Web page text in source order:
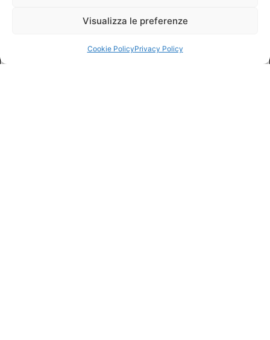
Visualizza le preferenze
Cookie PolicyPrivacy Policy